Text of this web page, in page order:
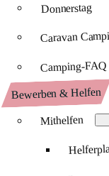
Donnerstag
Caravan
Camping-FAQ
Bewerben & Helfen
Mithelfen